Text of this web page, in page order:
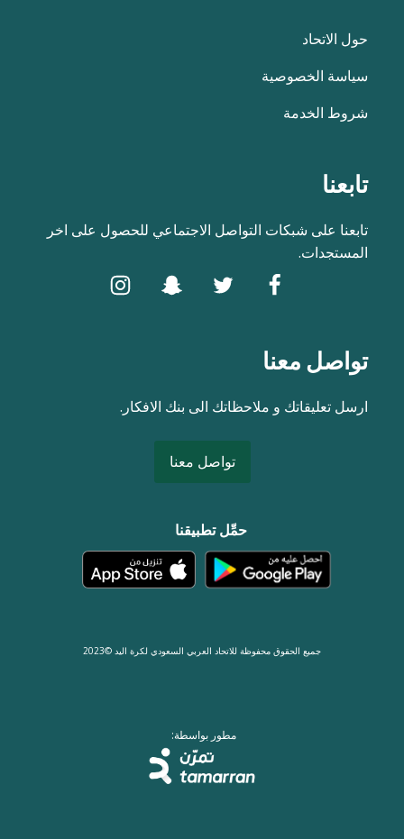
حول الاتحاد
سياسة الخصوصية
شروط الخدمة
تابعنا
تابعنا على شبكات التواصل الاجتماعي للحصول على اخر
المستجدات.
تواصل معنا
ارسل تعليقاتك و ملاحظاتك الى بنك الافكار.
تواصل معنا
حمِّل تطبيقنا
جميع الحقوق محفوظة للاتحاد العربي السعودي لكرة اليد ©2023
مطور بواسطة: